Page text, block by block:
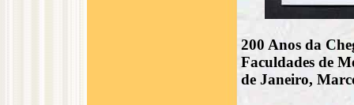
200 Anos da
Faculdades de
de Janeiro,